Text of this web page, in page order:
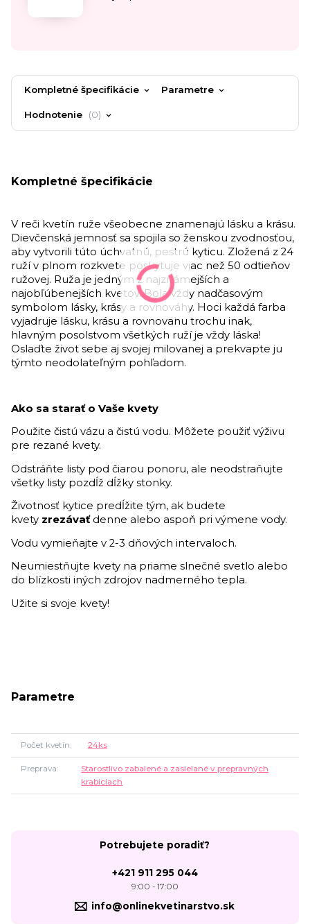
Kompletné špecifikácie Parametre
Hodnotenie 0
Kompletné špecifikácie
V reči kvetín ruže všeobecne znamenajú lásku a krásu.
Dievčenská jemnosť sa spojila so ženskou zvodnosťou,
aby vytvorili túto úchvatnú, pestrú kyticu. Zložená z 24
ruží v plnom rozkvete poskytuje viac než 50 odtieňov
ružovej. Ruža je jedným z najznámejších a
najobľúbenejších kvetov. Bola vždy nadčasovým
symbolom lásky, krásy a rovnováhy. Hoci každá farba
vyjadruje lásku, krásu a rovnováhu trochu inak,
hlavným posolstvom všetkých ruží je vždy láska!
Oslaďte život sebe aj svojej milovanej a prekvapte ju
týmto neodolateľným pohľadom.
Ako sa starať o Vaše kvety
Použite čistú vázu a čistú vodu. Môžete použiť výživu
pre rezané kvety.
Odstráňte listy pod čiarou ponoru, ale neodstraňujte
všetky listy pozdĺž dĺžky stonky.
Životnosť kytice predĺžite tým, ak budete
kvety zrezávaťdenne alebo aspoň pri výmene vody.
Vodu vymieňajte v 2-3 dňových intervaloch.
Neumiestňujte kvety na priame slnečné svetlo alebo
do blízkosti iných zdrojov nadmerného tepla.
Užite si svoje kvety!
Parametre
Počet kvetín 24ks
Preprava
Starostlivo zabalené a zasielané v prepravných
krabiciach
Potrebujete poradiť?
+421 911 295 044
9:00 - 17:00
info@onlinekvetinarstvo.sk